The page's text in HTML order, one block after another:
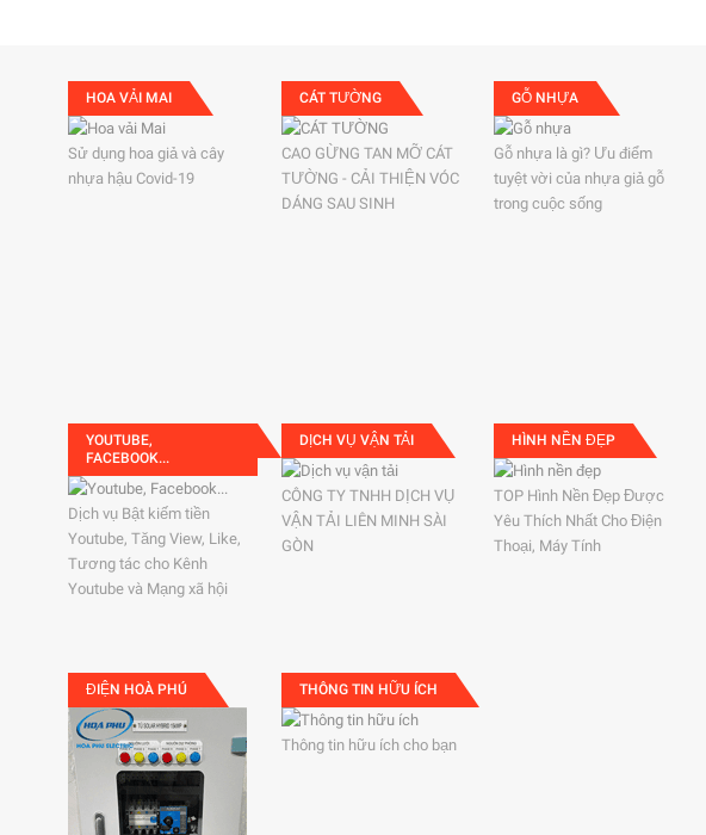
HOA VẢI MAI
Sử dụng hoa giả và cây
nhựa hậu Covid-19
CÁT TƯỜNG
CAO GỪNG TAN MỠ CÁT
TƯỜNG - CẢI THIỆN VÓC
DÁNG SAU SINH
GỖ NHỰA
Gỗ nhựa là gì? Ưu điểm
tuyệt vời của nhựa giả gỗ
trong cuộc sống
YOUTUBE,
FACEBOOK...
Dịch vụ Bật kiếm tiền
Youtube, Tăng View, Like,
Tương tác cho Kênh
Youtube và Mạng xã hội
DỊCH VỤ VẬN TẢI
CÔNG TY TNHH DỊCH VỤ
VẬN TẢI LIÊN MINH SÀI
GÒN
HÌNH NỀN ĐẸP
TOP Hình Nền Đẹp Được
Yêu Thích Nhất Cho Điện
Thoại, Máy Tính
ĐIỆN HOÀ PHÚ THÔNG TIN HỮU ÍCH
Thông tin hữu ích cho bạn